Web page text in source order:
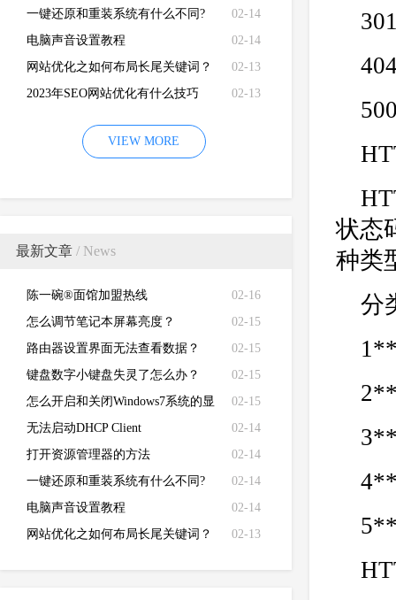
02-14
一键还原和重装系统有什么不同?
02-14
电脑声音设置教程
02-13
网站优化之如何布局长尾关键词？
02-13
2023年SEO网站优化有什么技巧
VIEW MORE
最新文章 / News
02-16
陈一碗®面馆加盟热线
02-15
怎么调节笔记本屏幕亮度？
02-15
路由器设置界面无法查看数据？
02-15
键盘数字小键盘失灵了怎么办？
02-15
怎么开启和关闭Windows7系统的显
卡硬件加速功能
02-14
无法启动DHCP Client
02-14
打开资源管理器的方法
02-14
一键还原和重装系统有什么不同?
02-14
电脑声音设置教程
02-13
网站优化之如何布局长尾关键词？
状态
种类
分